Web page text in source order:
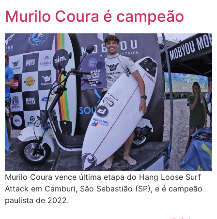
Murilo Coura é campeão
Murilo Coura vence última etapa do Hang Loose Surf
Attack em Camburi, São Sebastião (SP), e é campeão
paulista de 2022.